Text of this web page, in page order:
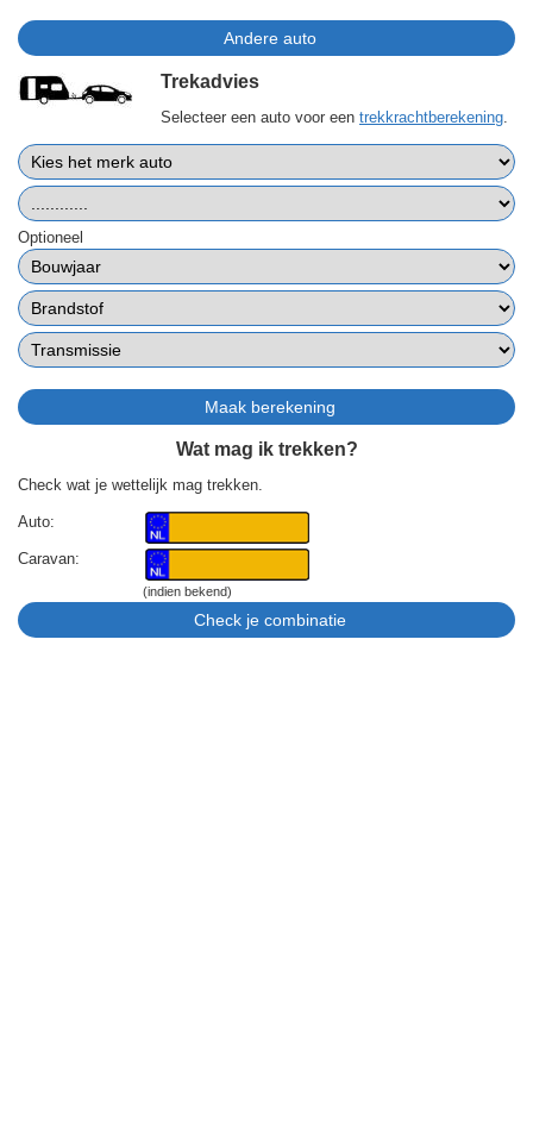
Trekadvies
Selecteer een auto voor een trekkrachtberekening
Optioneel
Wat mag ik trekken?
Check wat je wettelijk mag trekken.
Auto:
Caravan:
(indien bekend)